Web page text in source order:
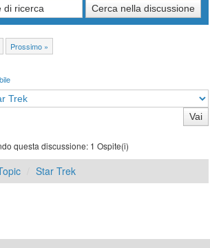
Prossimo »
questa discussione: 1 Ospite(i)
Star Trek